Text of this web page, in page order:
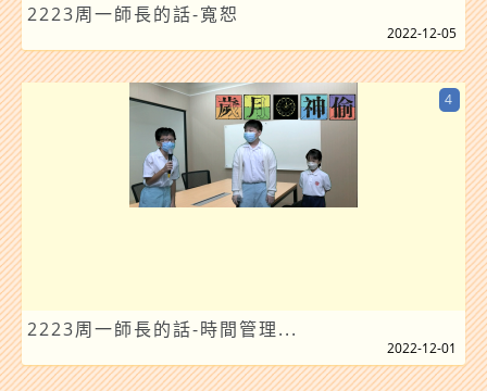
2223周一師長的話-寬恕
2022-12-05
2223周一師長的話-時間管理...
4
2022-12-01